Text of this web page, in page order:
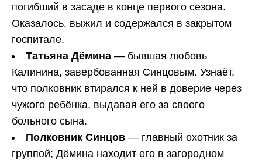
погибший в засаде в конце первого сезона.
Оказалось, выжил и содержался в закрытом
госпитале.
Татьяна Дёмина — бывшая любовь
Калинина, завербованная Синцовым. Узнаёт,
что полковник втирался к ней в доверие через
чужого ребёнка, выдавая его за своего
больного сына.
Полковник Синцов — главный охотник за
группой; Дёмина находит его в загородном